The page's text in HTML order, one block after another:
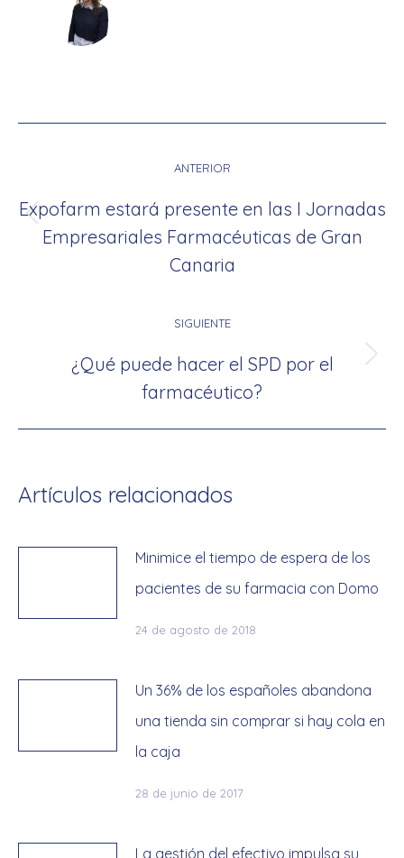
publicaciones
ANTERIOR
Publicación
anterior:
Expofarm estará presente en las I Jornadas
Empresariales Farmacéuticas de Gran
Canaria
SIGUIENTE
Publicación
siguiente:
¿Qué puede hacer el SPD por el
farmacéutico?
Artículos relacionados
Minimice el tiempo de espera de los
pacientes de su farmacia con Domo
24 de agosto de 2018
Un 36% de los españoles abandona
una tienda sin comprar si hay cola en
la caja
28 de junio de 2017
La gestión del efectivo impulsa su